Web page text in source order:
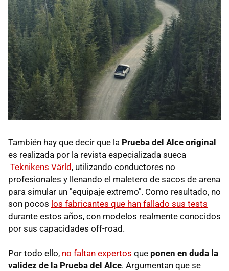
También hay que decir que la Prueba del Alce original
es realizada por la revista especializada sueca
Teknikens Värld, utilizando conductores no
profesionales y llenando el maletero de sacos de arena
para simular un "equipaje extremo". Como resultado, no
son pocos los fabricantes que han fallado sus tests
durante estos años, con modelos realmente conocidos
por sus capacidades off-road.
Por todo ello, no faltan expertos que ponen en duda la
validez de la Prueba del Alce. Argumentan que se